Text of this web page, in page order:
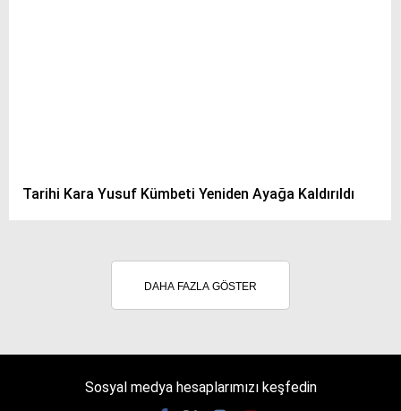
Tarihi Kara Yusuf Kümbeti Yeniden Ayağa Kaldırıldı
DAHA FAZLA GÖSTER
Sosyal medya hesaplarımızı keşfedin